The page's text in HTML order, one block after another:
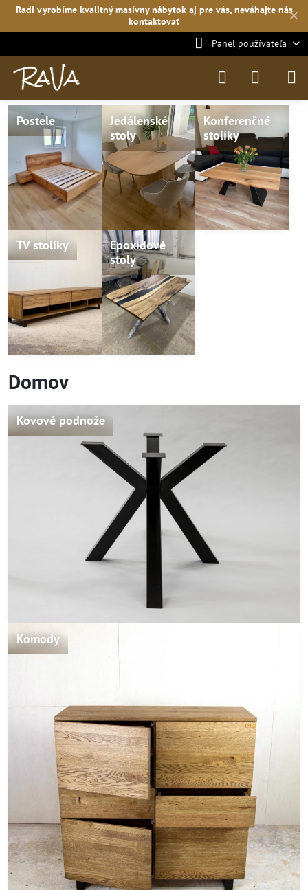
✕
Radi vyrobíme kvalitný masívny nábytok aj pre vás, neváhajte nás
kontaktovať
Panel používateľa
Postele
Jedálenské
stoly
Konferenčné
stolíky
TV stolíky
Epoxidové
stoly
Domov
Kovové podnože
Komody